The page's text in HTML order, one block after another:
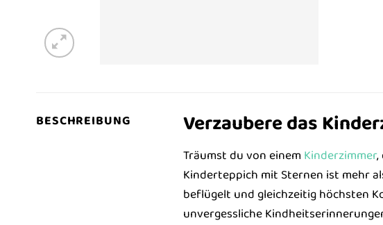
BESCHREIBUNG Verzaubere das
Träumst du von einem Kinderzimmer,
Kinderteppich mit Sternen ist mehr
beflügelt und gleichzeitig höchsten
unvergessliche